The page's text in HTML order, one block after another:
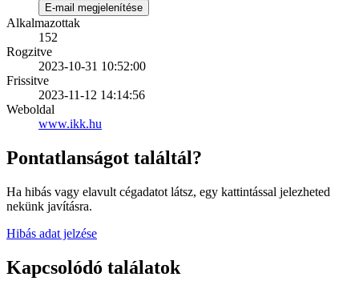
E-mail megjelenítése
Alkalmazottak
152
Rogzitve
2023-10-31 10:52:00
Frissitve
2023-11-12 14:14:56
Weboldal
www.ikk.hu
Pontatlanságot találtál?
Ha hibás vagy elavult cégadatot látsz, egy kattintással jelezheted
nekünk javításra.
Hibás adat jelzése
Kapcsolódó találatok